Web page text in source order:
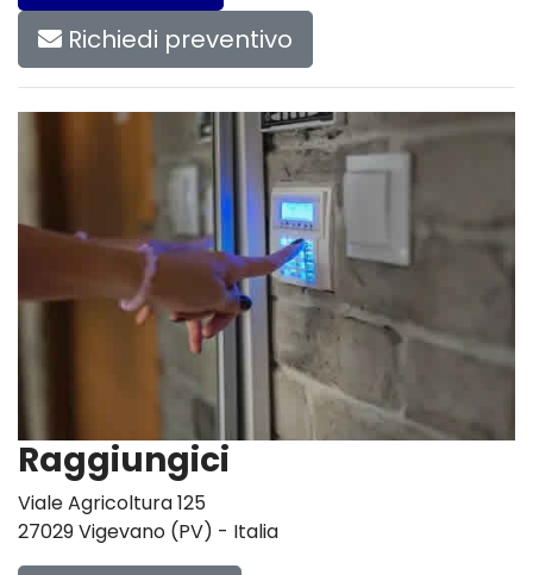
Richiedi preventivo
Raggiungici
Viale Agricoltura 125
27029 Vigevano (PV) - Italia